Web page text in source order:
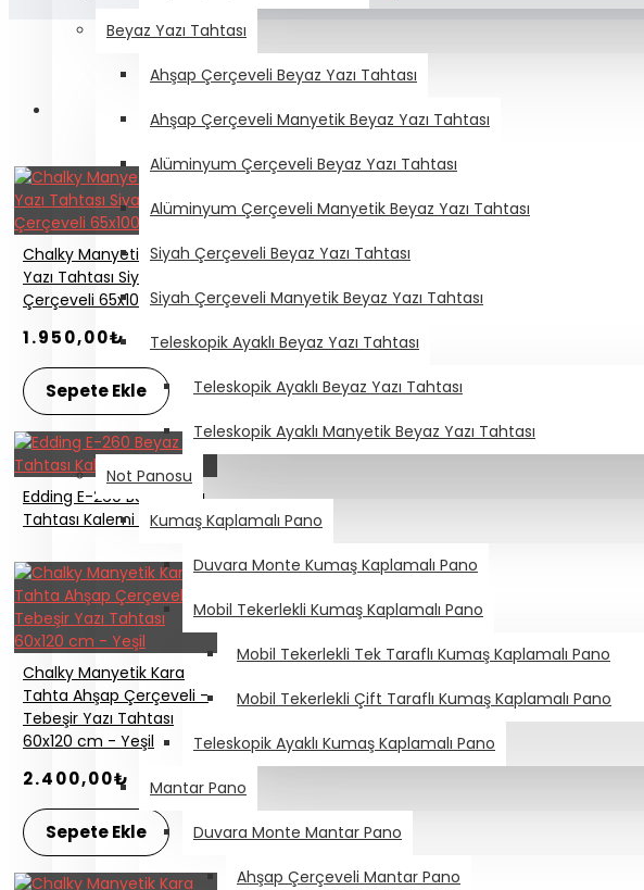
Beyaz Yazı Tahtası
Ahşap Çerçeveli Beyaz Yazı Tahtası
Ahşap Çerçeveli Manyetik Beyaz Yazı Tahtası
Alüminyum Çerçeveli Beyaz Yazı Tahtası
Alüminyum Çerçeveli Manyetik Beyaz Yazı Tahtası
Siyah Çerçeveli Beyaz Yazı Tahtası
Siyah Çerçeveli Manyetik Beyaz Yazı Tahtası
Teleskopik Ayaklı Beyaz Yazı Tahtası
Teleskopik Ayaklı Beyaz Yazı Tahtası
Teleskopik Ayaklı Manyetik Beyaz Yazı Tahtası
Not Panosu
Kumaş Kaplamalı Pano
Duvara Monte Kumaş Kaplamalı Pano
Mobil Tekerlekli Kumaş Kaplamalı Pano
Mobil Tekerlekli Tek Taraflı Kumaş Kaplamalı Pano
Mobil Tekerlekli Çift Taraflı Kumaş Kaplamalı Pano
Teleskopik Ayaklı Kumaş Kaplamalı Pano
Mantar Pano
Duvara Monte Mantar Pano
Ahşap Çerçeveli Mantar Pano
Chalky Manyetik Beyaz
Yazı Tahtası Siyah
Çerçeveli 65x100 cm
1.950,00₺
Sepete Ekle
Edding E-260 Beyaz Yazı
Tahtası Kalemi - Kırmızı
Chalky Manyetik Kara
Tahta Ahşap Çerçeveli -
Tebeşir Yazı Tahtası
60x120 cm - Yeşil
2.400,00₺
Sepete Ekle